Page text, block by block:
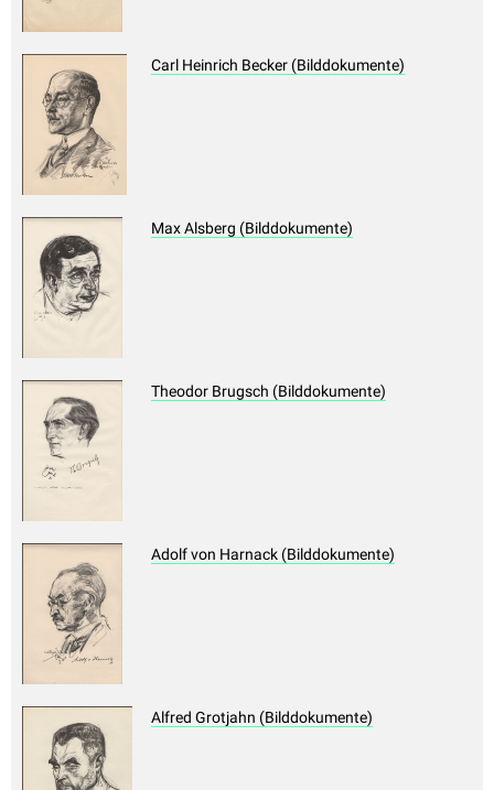
Carl Heinrich Becker (Bilddokumente)
Max Alsberg (Bilddokumente)
Theodor Brugsch (Bilddokumente)
Adolf von Harnack (Bilddokumente)
Alfred Grotjahn (Bilddokumente)